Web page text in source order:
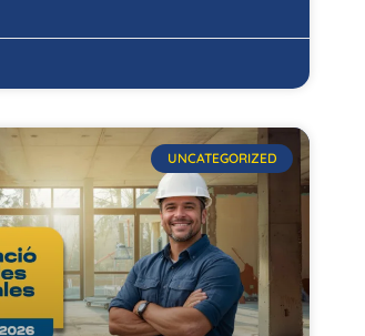
UNCATEGORIZED